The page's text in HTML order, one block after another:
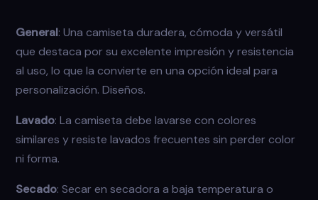
General: Una camiseta duradera, cómoda y versátil
que destaca por su excelente impresión y resistencia
al uso, lo que la convierte en una opción ideal para
personalización. Diseños.
Lavado: La camiseta debe lavarse con colores
similares y resiste lavados frecuentes sin perder color
ni forma.
Secado: Secar en secadora a baja temperatura o